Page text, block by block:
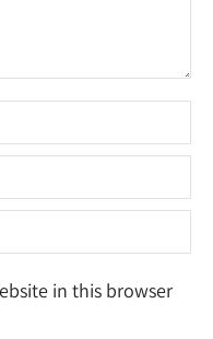
in this browser